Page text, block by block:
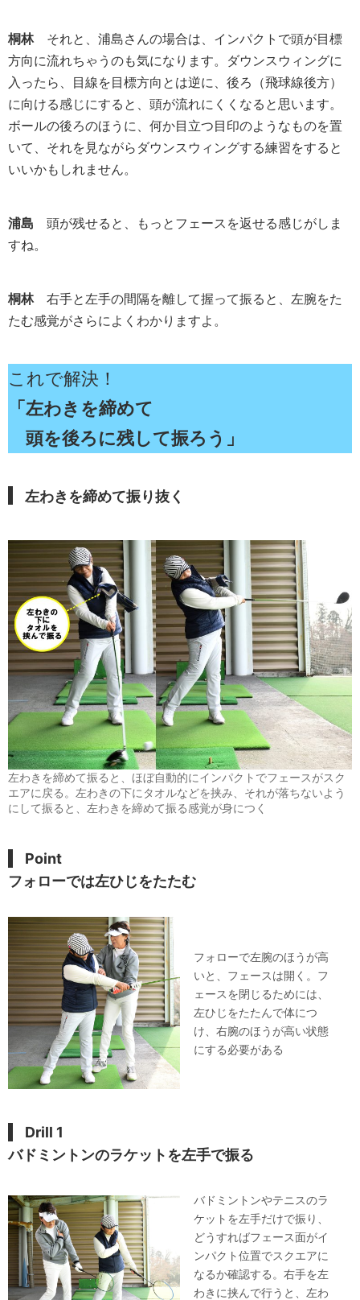
桐林それと、浦島さんの場合は、インパクトで頭が目標
方向に流れちゃうのも気になります。ダウンスウィングに
入ったら、目線を目標方向とは逆に、後ろ（飛球線後方）
に向ける感じにすると、頭が流れにくくなると思います。
ボールの後ろのほうに、何か目立つ目印のようなものを置
いて、それを見ながらダウンスウィングする練習をすると
いいかもしれません。
浦島 頭が残せると、もっとフェースを返せる感じがしま
すね。
桐林右手と左手の間隔を離して握って振ると、左腕をた
たむ感覚がさらによくわかりますよ。
これで解決！
「左わきを締めて
頭を後ろに残して振ろう」
左わきを締めて振り抜く
左わきを締めて振ると、ほぼ自動的にインパクトでフェースがスク
エアに戻る。左わきの下にタオルなどを挟み、それが落ちないよう
にして振ると、左わきを締めて振る感覚が身につく
Point
フォローでは左ひじをたたむ
フォローで左腕のほうが高
いと、フェースは開く。フ
ェースを閉じるためには、
左ひじをたたんで体につ
け、右腕のほうが高い状態
にする必要がある
Drill 1
バドミントンのラケットを左手で振る
バドミントンやテニスのラ
ケットを左手だけで振り、
どうすればフェース面がイ
ンパクト位置でスクエアに
なるか確認する。右手を左
わきに挟んで行うと、左わ